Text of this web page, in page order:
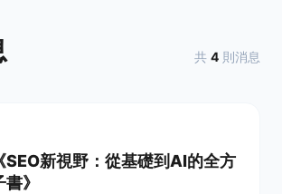
共 4 則消息
SEO新視野：從基礎到AI的全方
》